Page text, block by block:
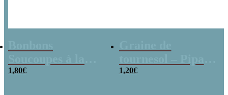
poudre (x20)
1,80€
x 3
1,20€